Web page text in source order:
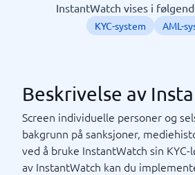
InstantWatch vises i
KYC-system AML-
Beskrivelse av
Screen individuelle personer og
bakgrunn på sanksjoner,
ved å bruke InstantWatch sin
av InstantWatch kan du